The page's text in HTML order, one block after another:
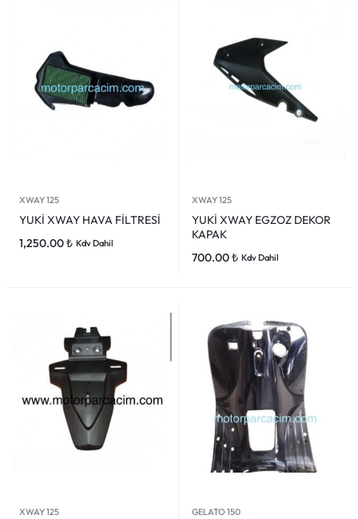
XWAY 125
YUKİ XWAY HAVA FİLTRESİ
1,250.00₺ Kdv Dahil
XWAY 125
YUKİ XWAY EGZOZ DEKOR
KAPAK
700.00₺ Kdv Dahil
XWAY 125 GELATO 150